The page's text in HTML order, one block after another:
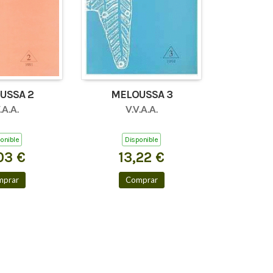
2
€
MELOUSSA 3
V.V.A.A.
Disponible
13,22 €
Comprar